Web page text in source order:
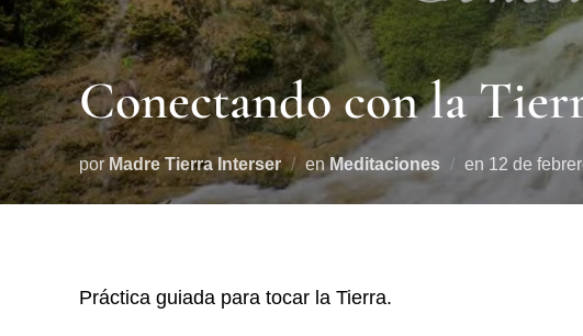
Conectando con la
por Madre Tierra Interser enMeditaciones en 12 de
Práctica guiada para tocar la Tierra.